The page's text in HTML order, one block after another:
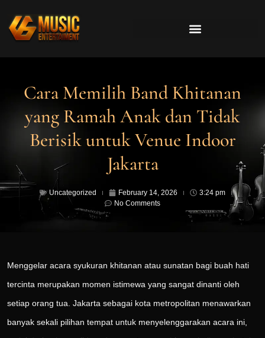
Cara Memilih Band Khitanan
yang Ramah Anak dan Tidak
Berisik untuk Venue Indoor
Jakarta
Uncategorized February 14, 2026
3:24 pm
No Comments
Menggelar acara syukuran khitanan atau sunatan bagi buah hati
tercinta merupakan momen istimewa yang sangat dinanti oleh
setiap orang tua. Jakarta sebagai kota metropolitan menawarkan
banyak sekali pilihan tempat untuk menyelenggarakan acara ini,